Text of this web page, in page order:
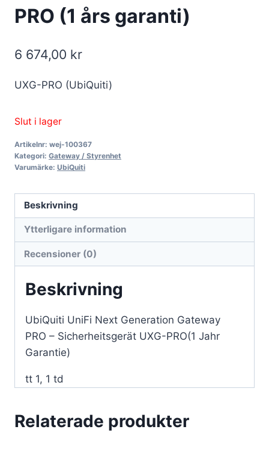
PRO (1 års garanti)
6 674,00 kr
UXG-PRO (UbiQuiti)
Slut i lager
Artikelnr: wej-100367
Kategori: Gateway / Styrenhet
Varumärke: UbiQuiti
Beskrivning
Ytterligare information
Recensioner (0)
Beskrivning
UbiQuiti UniFi Next Generation Gateway
PRO – Sicherheitsgerät UXG-PRO(1 Jahr
Garantie)
tt 1, 1 td
Relaterade produkter